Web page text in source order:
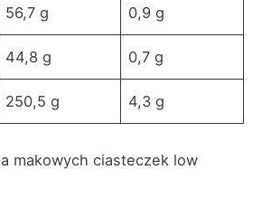
56,7 g 0,9 g
44,8 g 0,7 g
250,5 g 4,3 g
makowych ciasteczek low